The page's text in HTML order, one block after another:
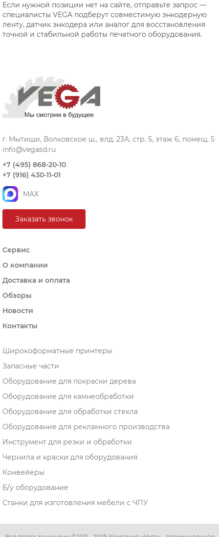
Если нужной позиции нет на сайте, отправьте запрос —
специалисты VEGA подберут совместимую энкодерную
ленту, датчик энкодера или аналог для восстановления
точной и стабильной работы печатного оборудования.
г. Мытищи, Волковское ш., влд. 23А, стр. 5, этаж 6, помещ. 5
info@vegasd.ru
+7 (495) 868-20-10
+7 (916) 430-11-01
MAX
Заказать звонок
Сервис
О компании
Доставка и оплата
Обзоры
Новости
Контакты
Широкоформатные принтеры
Запасные части
Оборудование для покраски дерева
Оборудование для камнеобработки
Оборудование для обработки стекла
Оборудование для рекламного производства
Инструмент для резки и обработки
Чернила и краски для оборудования
Конвейеры
Б/у оборудование
Станки для изготовления мебели с ЧПУ